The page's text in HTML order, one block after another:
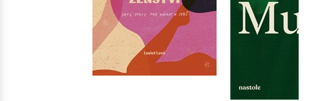
Zahraniční literatura Zdraví a životní styl
Všechny tituly
Do košíku
449 Kč
359 Kč